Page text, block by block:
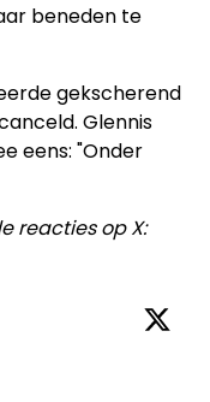
beneden te
gekscherend
Glennis
eens: "Onder
reacties op X: